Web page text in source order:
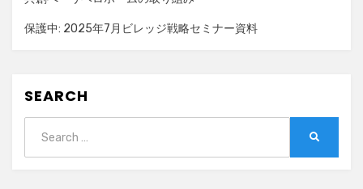
保護中: 2025年7月ビレッジ戦略セミナー資料
SEARCH
for: